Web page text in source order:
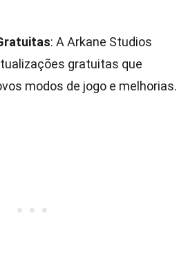
: A Arkane Studios
gratuitas que
modos de jogo e melhorias.